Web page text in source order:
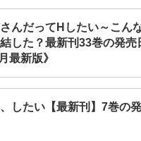
んだってHしたい～こん
した？最新刊33巻の発売
最新版》
したい【最新刊】7巻の